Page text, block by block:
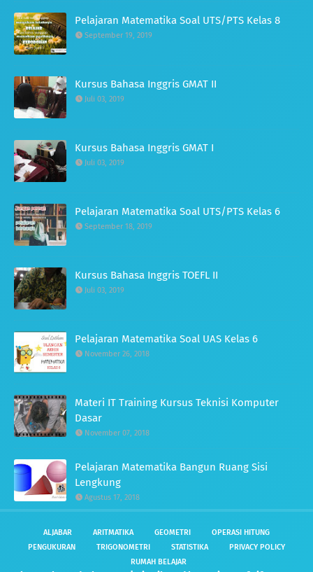
Pelajaran Matematika Soal UTS/PTS Kelas 8
September 19, 2019
Kursus Bahasa Inggris GMAT II
Juli 03, 2019
Kursus Bahasa Inggris GMAT I
Juli 03, 2019
Pelajaran Matematika Soal UTS/PTS Kelas 6
September 18, 2019
Kursus Bahasa Inggris TOEFL II
Juli 03, 2019
Pelajaran Matematika Soal UAS Kelas 6
November 26, 2018
Materi IT Training Kursus Teknisi Komputer
Dasar
November 07, 2018
Pelajaran Matematika Bangun Ruang Sisi
Lengkung
Agustus 17, 2018
ALJABAR ARITMATIKA GEOMETRI
OPERASI HITUNG
PENGUKURAN
TRIGONOMETRI STATISTIKA
PRIVACY POLICY
RUMAH BELAJAR